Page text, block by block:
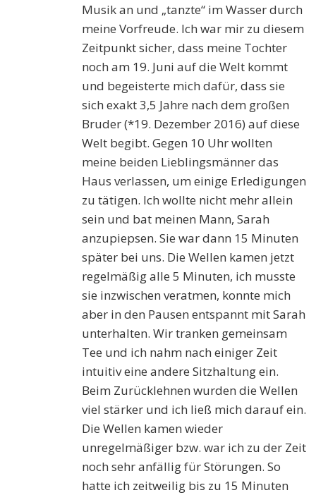
Musik an und „tanzte“ im Wasser durch
meine Vorfreude. Ich war mir zu diesem
Zeitpunkt sicher, dass meine Tochter
noch am 19. Juni auf die Welt kommt
und begeisterte mich dafür, dass sie
sich exakt 3,5 Jahre nach dem großen
Bruder (*19. Dezember 2016) auf diese
Welt begibt. Gegen 10 Uhr wollten
meine beiden Lieblingsmänner das
Haus verlassen, um einige Erledigungen
zu tätigen. Ich wollte nicht mehr allein
sein und bat meinen Mann, Sarah
anzupiepsen. Sie war dann 15 Minuten
später bei uns. Die Wellen kamen jetzt
regelmäßig alle 5 Minuten, ich musste
sie inzwischen veratmen, konnte mich
aber in den Pausen entspannt mit Sarah
unterhalten. Wir tranken gemeinsam
Tee und ich nahm nach einiger Zeit
intuitiv eine andere Sitzhaltung ein.
Beim Zurücklehnen wurden die Wellen
viel stärker und ich ließ mich darauf ein.
Die Wellen kamen wieder
unregelmäßiger bzw. war ich zu der Zeit
noch sehr anfällig für Störungen. So
hatte ich zeitweilig bis zu 15 Minuten